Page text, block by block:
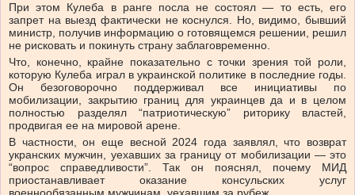
При этом Кулеба в ранге посла не состоял — то есть, его
запрет на выезд фактически не коснулся. Но, видимо, бывший
министр, получив информацию о готовящемся решении, решил
не рисковать и покинуть страну заблаговременно.
Что, конечно, крайне показательно с точки зрения той роли,
которую Кулеба играл в украинской политике в последние годы.
Он безоговорочно поддерживал все инициативы по
мобилизации, закрытию границ для украинцев да и в целом
полностью разделял “патриотическую” риторику властей,
продвигая ее на мировой арене.
В частности, он еще весной 2024 года заявлял, что возврат
укранских мужчин, уехавших за границу от мобилизации — это
“вопрос справедливости”. Так он пояснял, почему МИД
приостанавливает оказание консульских услуг